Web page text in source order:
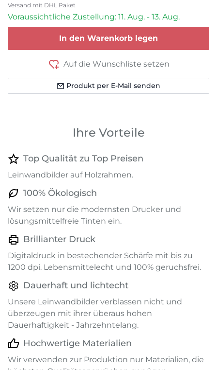
Versand mit DHL Paket
Voraussichtliche Zustellung: 11. Aug. - 13. Aug.
In den Warenkorb legen
Auf die Wunschliste setzen
Produkt per E-Mail senden
Ihre Vorteile
Top Qualität zu Top Preisen
Leinwandbilder auf Holzrahmen.
100% Ökologisch
Wir setzen nur die modernsten Drucker und
lösungsmittelfreie Tinten ein.
Brillianter Druck
Digitaldruck in bestechender Schärfe mit bis zu
1200 dpi. Lebensmittelecht und 100% geruchsfrei.
Dauerhaft und lichtecht
Unsere Leinwandbilder verblassen nicht und
überzeugen mit ihrer überaus hohen
Dauerhaftigkeit - Jahrzehntelang.
Hochwertige Materialien
Wir verwenden zur Produktion nur Materialien, die